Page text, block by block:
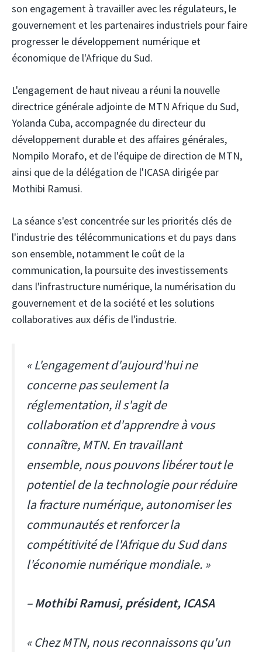
son engagement à travailler avec les régulateurs, le
gouvernement et les partenaires industriels pour faire
progresser le développement numérique et
économique de l'Afrique du Sud.
L'engagement de haut niveau a réuni la nouvelle
directrice générale adjointe de MTN Afrique du Sud,
Yolanda Cuba, accompagnée du directeur du
développement durable et des affaires générales,
Nompilo Morafo, et de l'équipe de direction de MTN,
ainsi que de la délégation de l'ICASA dirigée par
Mothibi Ramusi.
La séance s'est concentrée sur les priorités clés de
l'industrie des télécommunications et du pays dans
son ensemble, notamment le coût de la
communication, la poursuite des investissements
dans l'infrastructure numérique, la numérisation du
gouvernement et de la société et les solutions
collaboratives aux défis de l'industrie.
« L'engagement d'aujourd'hui ne
concerne pas seulement la
réglementation, il s'agit de
collaboration et d'apprendre à vous
connaître, MTN. En travaillant
ensemble, nous pouvons libérer tout le
potentiel de la technologie pour réduire
la fracture numérique, autonomiser les
communautés et renforcer la
compétitivité de l'Afrique du Sud dans
l'économie numérique mondiale. »
– Mothibi Ramusi, président, ICASA
« Chez MTN, nous reconnaissons qu'un